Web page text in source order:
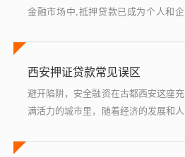
金融市场中,抵押贷款已成为个人和企
市，随着经济的持续增长和房地产市场
西安押证贷款常见误区
避开陷阱，安全融资在古都西安这座充
满活力的城市里，随着经济的发展和人